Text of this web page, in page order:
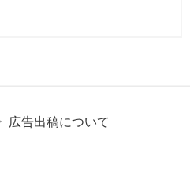
広告出稿について